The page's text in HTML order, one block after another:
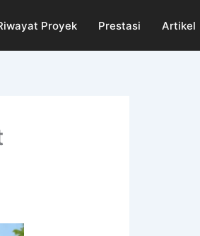
Proyek Prestasi Artikel